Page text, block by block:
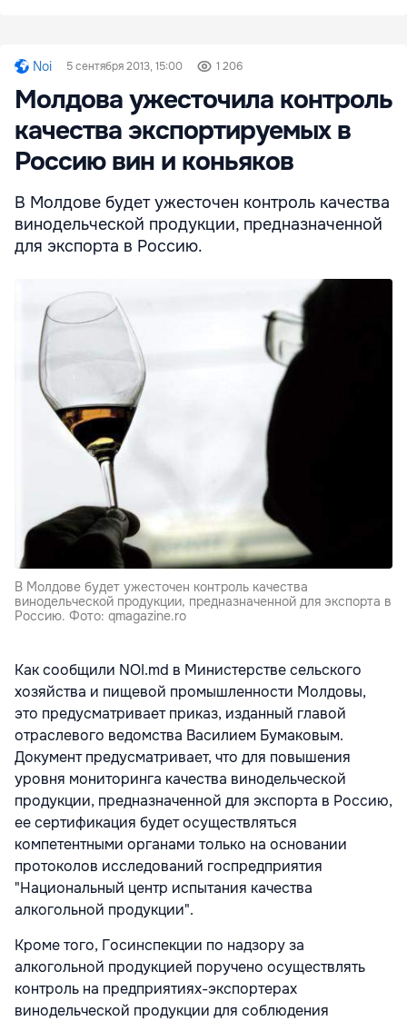
Noi 5 сентября 2013, 15:00 1 206
Молдова ужесточила контроль
качества экспортируемых в
Россию вин и коньяков
В Молдове будет ужесточен контроль качества
винодельческой продукции, предназначенной
для экспорта в Россию.
В Молдове будет ужесточен контроль качества
винодельческой продукции, предназначенной для экспорта в
Россию. Фото: qmagazine.ro
Как сообщили NOI.md в Министерстве сельского
хозяйства и пищевой промышленности Молдовы,
это предусматривает приказ, изданный главой
отраслевого ведомства Василием Бумаковым.
Документ предусматривает, что для повышения
уровня мониторинга качества винодельческой
продукции, предназначенной для экспорта в Россию,
ее сертификация будет осуществляться
компетентными органами только на основании
протоколов исследований госпредприятия
"Национальный центр испытания качества
алкогольной продукции".
Кроме того, Госинспекции по надзору за
алкогольной продукцией поручено осуществлять
контроль на предприятиях-экспортерах
винодельческой продукции для соблюдения